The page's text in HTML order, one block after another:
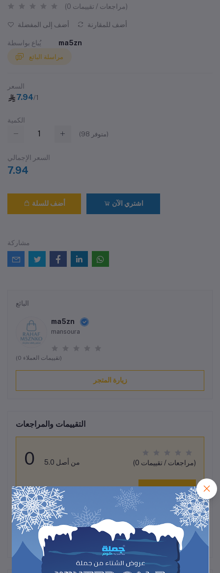
(0 مراجعات / تقييمات)
أضف إلى المفضلة أضف للمقارنة
يُباع بواسطة ma5zn
مراسلة البائع
السعر
7.94/1
الكمية
(98 متوفر)
السعر الإجمالي
7.94
أضف للسلة اشتري الآن
مشاركة
البائع
ma5zn
mansoura
(0 تقييمات العملاء)
زيارة المتجر
التقييمات والمراجعات
0 من أصل 5.0 (0 مراجعات / تقييمات)